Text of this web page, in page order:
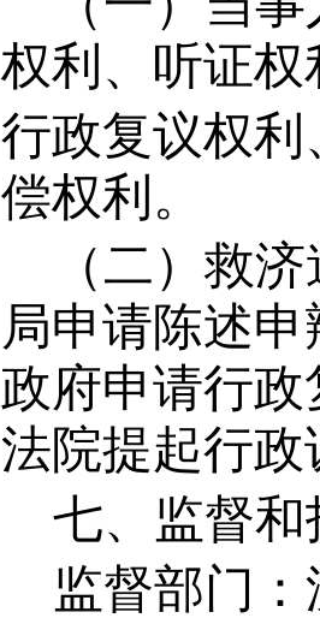
权利、听证权
行政复议权
偿权利。
（二）救
局申请陈述
政府申请行
法院提起行
七、监督
监督部门